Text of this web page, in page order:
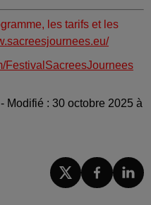
les tarifs et les
FestivalSacreesJournees
Modifié : 30 octobre 2025 à